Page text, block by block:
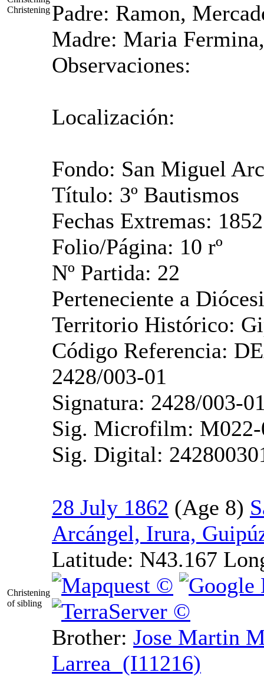
Christening Padre: Ramon,
Madre: Maria
Observaciones:
Localización:
Fondo: San Miguel
Título: 3º Bautismos
Fechas Extremas:
Folio/Página: 10 rº
Nº Partida: 22
Perteneciente a
Territorio Histórico:
Código Referencia:
2428/003-01
Signatura: 2428/003-
Sig. Microfilm:
Sig. Digital:
Christening
of sibling
28 July 1862
Arcángel, Irura,
Latitude: N43.167
Brother: Jose Martin
Larrea (I11216)